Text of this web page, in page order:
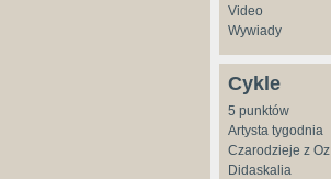
Video
Wywiady
Cykle
5 punktów
Artysta tygodnia
Czarodzieje z Oz
Didaskalia